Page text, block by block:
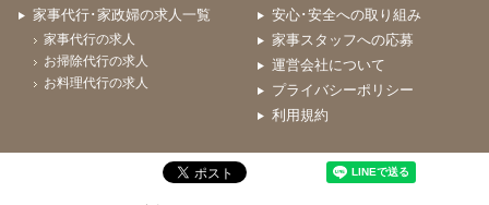
家事代行･家政婦の求人一覧
家事代行の求人
お掃除代行の求人
お料理代行の求人
安心･安全への取り組み
家事スタッフへの応募
運営会社について
プライバシーポリシー
利用規約